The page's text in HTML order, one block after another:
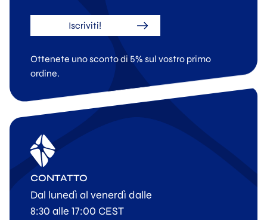
Iscriviti!
Ottenete uno sconto di 5% sul vostro primo
ordine.
CONTATTO
Dal lunedì al venerdì dalle
8:30 alle 17:00 CEST